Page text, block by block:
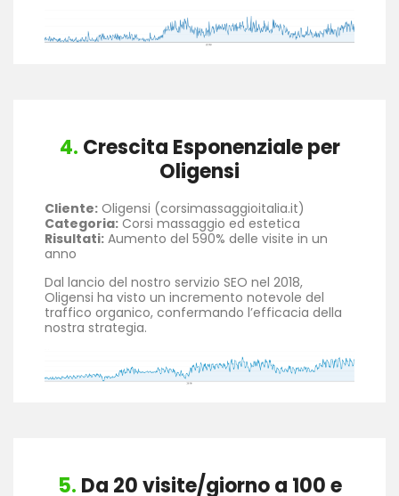
4. Crescita Esponenziale per
Oligensi
Cliente: Oligensi (corsimassaggioitalia.it)
Categoria: Corsi massaggio ed estetica
Risultati: Aumento del 590% delle visite in un
anno
Dal lancio del nostro servizio SEO nel 2018,
Oligensi ha visto un incremento notevole del
traffico organico, confermando l’efficacia della
nostra strategia.
5. Da 20 visite/giorno a 100 e